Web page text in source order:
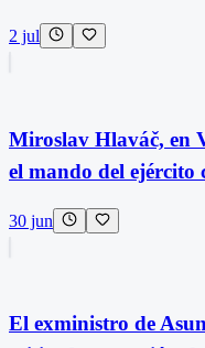
2 jul
Miroslav Hlaváč, en
el mando del ejército
30 jun
El exministro de